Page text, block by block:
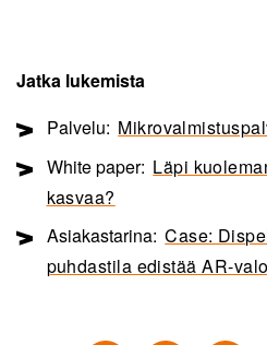
Jatka lukemista
Palvelu:
White paper: Läpi
kasvaa?
Asiakastarina: Case:
puhdastila edistää AR-